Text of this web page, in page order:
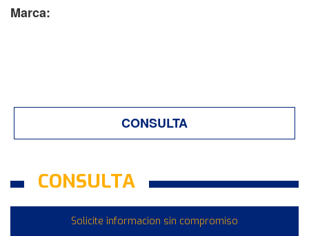
Marca:
CONSULTA
CONSULTA
Solicite informacion sin compromiso